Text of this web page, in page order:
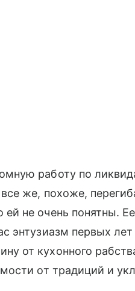
работу по
же, похоже,
не очень понятны.
энтузиазм первых лет
от кухонного
от традиций и